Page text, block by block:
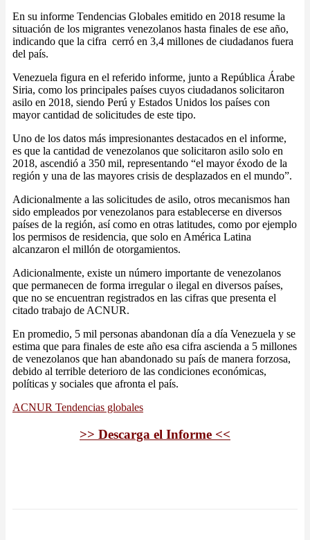
En su informe Tendencias Globales emitido en 2018 resume la
situación de los migrantes venezolanos hasta finales de ese año,
indicando que la cifra cerró en 3,4 millones de ciudadanos fuera
del país.
Venezuela figura en el referido informe, junto a República Árabe
Siria, como los principales países cuyos ciudadanos solicitaron
asilo en 2018, siendo Perú y Estados Unidos los países con
mayor cantidad de solicitudes de este tipo.
Uno de los datos más impresionantes destacados en el informe,
es que la cantidad de venezolanos que solicitaron asilo solo en
2018, ascendió a 350 mil, representando “el mayor éxodo de la
región y una de las mayores crisis de desplazados en el mundo”.
Adicionalmente a las solicitudes de asilo, otros mecanismos han
sido empleados por venezolanos para establecerse en diversos
países de la región, así como en otras latitudes, como por ejemplo
los permisos de residencia, que solo en América Latina
alcanzaron el millón de otorgamientos.
Adicionalmente, existe un número importante de venezolanos
que permanecen de forma irregular o ilegal en diversos países,
que no se encuentran registrados en las cifras que presenta el
citado trabajo de ACNUR.
En promedio, 5 mil personas abandonan día a día Venezuela y se
estima que para finales de este año esa cifra ascienda a 5 millones
de venezolanos que han abandonado su país de manera forzosa,
debido al terrible deterioro de las condiciones económicas,
políticas y sociales que afronta el país.
ACNUR Tendencias globales
>> Descarga el Informe <<